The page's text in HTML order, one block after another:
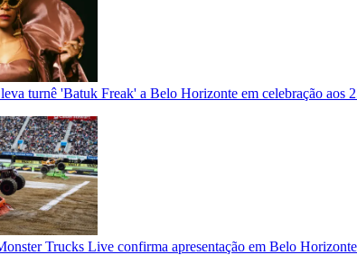
turnê 'Batuk Freak' a Belo Horizonte em celebração aos
Trucks Live confirma apresentação em Belo